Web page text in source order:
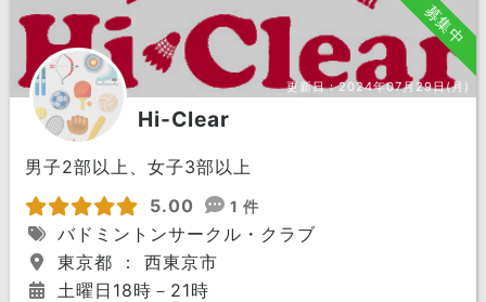
募集中
更新日：2024年07月29日(月)
Hi-Clear
男子2部以上、女子3部以上
5.00
1 件
バドミントンサークル・クラブ
東京都 ： 西東京市
土曜日18時－21時